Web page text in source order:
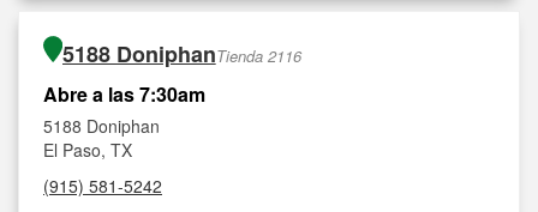
5188 DoniphanTienda 2116
Abre a las 7:30am
5188 Doniphan
El Paso, TX
(915) 581-5242